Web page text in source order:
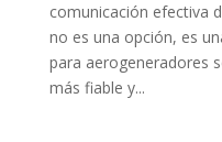
comunicación efectiva
no es una opción, es
para aerogeneradores
más fiable y...